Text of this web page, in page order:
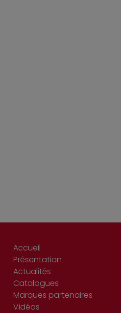
Accueil
Présentation
Actualités
Catalogues
Marques partenaires
Vidéos